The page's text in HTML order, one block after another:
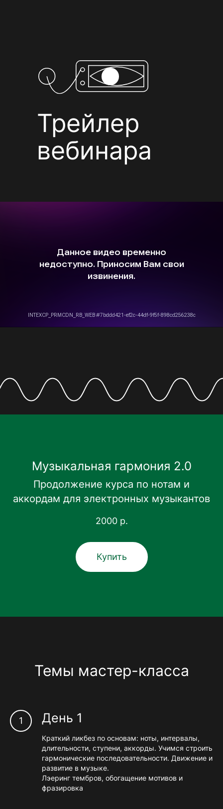
Трейлер
вебинара
Музыкальная гармония 2.0
Продолжение курса по нотам и
аккордам для электронных музыкантов
2000 р.
Купить
Темы мастер-класса
День 1
Краткий ликбез по основам: ноты, интервалы,
длительности, ступени, аккорды. Учимся строить
гармонические последовательности. Движение и
развитие в музыке.
Лэеринг тембров, обогащение мотивов и
фразировка